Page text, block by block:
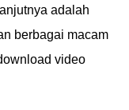
adalah
berbagai macam
video